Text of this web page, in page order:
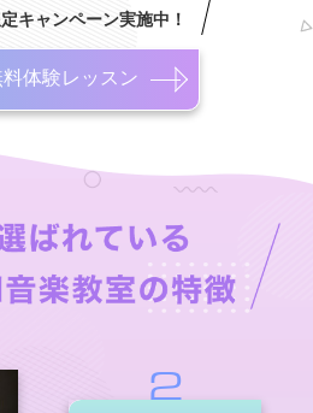
キャンペーン実施中！
体験レッスン
2